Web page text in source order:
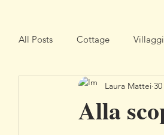
All Posts Cottage Villaggi
Alla
Laura Mattei